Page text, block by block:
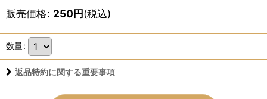
販売価格: 250円(税込)
数量:
返品特約に関する重要事項